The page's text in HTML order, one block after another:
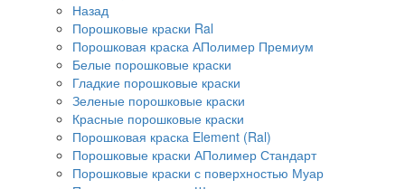
Назад
Порошковые краски Ral
Порошковая краска АПолимер Премиум
Белые порошковые краски
Гладкие порошковые краски
Зеленые порошковые краски
Красные порошковые краски
Порошковая краска Element (Ral)
Порошковые краски АПолимер Стандарт
Порошковые краски с поверхностью Муар